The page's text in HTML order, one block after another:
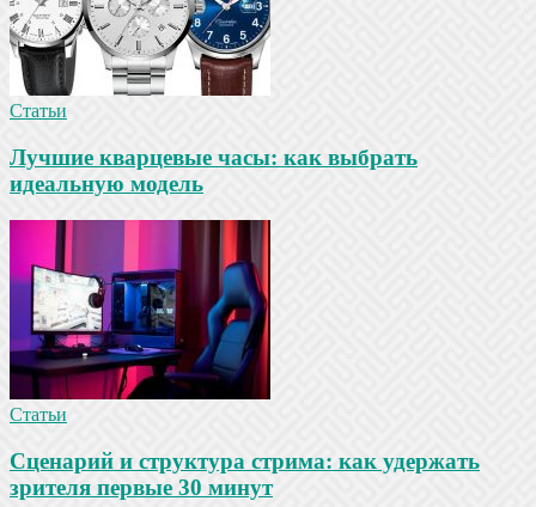
Статьи
Лучшие кварцевые часы: как выбрать
идеальную модель
Статьи
Сценарий и структура стрима: как удержать
зрителя первые 30 минут